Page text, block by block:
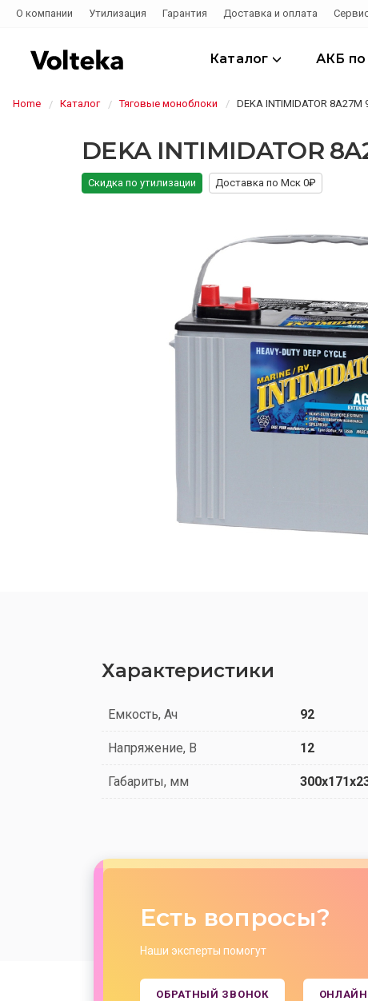
О компании Утилизация Гарантия Доставка и оплата
Каталог АКБ
Home Каталог Тяговые моноблоки DEKA INTIMIDATOR 8A27M
DEKA INTIMIDATOR
Скидка по утилизации Доставка по Мск 0₽
Характеристики
Емкость, Ач 92
Напряжение, В 12
Габариты, мм
Есть вопросы?
Наши эксперты помогут
ОБРАТНЫЙ ЗВОНОК ОНЛАЙН